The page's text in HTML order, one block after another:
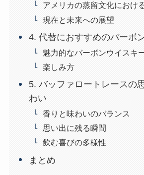
アメリカの蒸留文化におけ
現在と未来への展望
4. 代替におすすめのバーボ
魅力的なバーボンウイスキ
楽しみ方
5. バッファロートレースの
わい
香りと味わいのバランス
思い出に残る瞬間
飲む喜びの多様性
まとめ